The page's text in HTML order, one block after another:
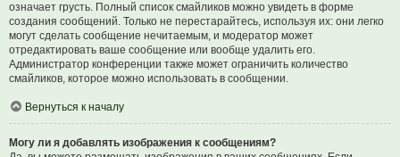
означает грусть. Полный список смайликов можно увидеть в форме
создания сообщений. Только не перестарайтесь, используя их: они легко
могут сделать сообщение нечитаемым, и модератор может
отредактировать ваше сообщение или вообще удалить его.
Администратор конференции также может ограничить количество
смайликов, которое можно использовать в сообщении.
Вернуться к началу
Могу ли я добавлять изображения к сообщениям?